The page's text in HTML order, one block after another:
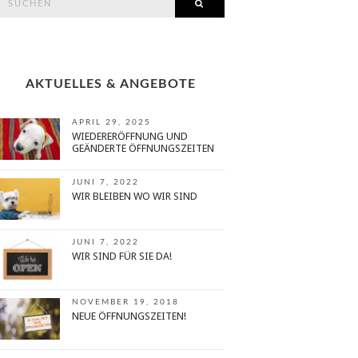
AKTUELLES & ANGEBOTE
APRIL 29, 2025
WIEDERERÖFFNUNG UND
GEÄNDERTE ÖFFNUNGSZEITEN
JUNI 7, 2022
WIR BLEIBEN WO WIR SIND
JUNI 7, 2022
WIR SIND FÜR SIE DA!
NOVEMBER 19, 2018
NEUE ÖFFNUNGSZEITEN!